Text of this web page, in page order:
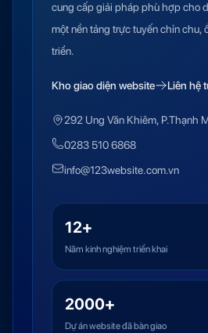
cung cấp giải pháp phù hợp cho
một nền tảng trực tuyến chỉn chu,
triển.
Kho giao diện website Liên hệ
292 Ung Văn Khiêm, P.Thạnh
0283 510 6868
info@123website.com.vn
12+
Năm kinh nghiệm triển khai
2000+
Dự án website đã bàn giao